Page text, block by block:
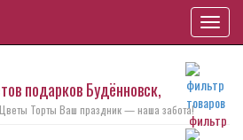
фильтр
подарков Будённовск,
Цветы Торты Ваш праздник — наша забота!